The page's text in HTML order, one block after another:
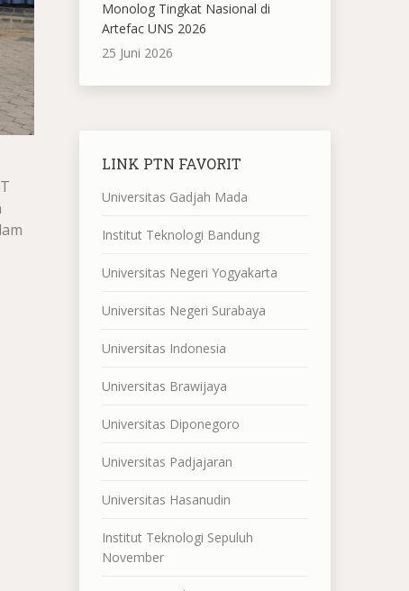
Monolog Tingkat Nasional di
Artefac UNS 2026
25 Juni 2026
LINK PTN FAVORIT
Universitas Gadjah Mada
Institut Teknologi Bandung
Universitas Negeri Yogyakarta
Universitas Negeri Surabaya
Universitas Indonesia
Universitas Brawijaya
Universitas Diponegoro
Universitas Padjajaran
Universitas Hasanudin
Institut Teknologi Sepuluh
November